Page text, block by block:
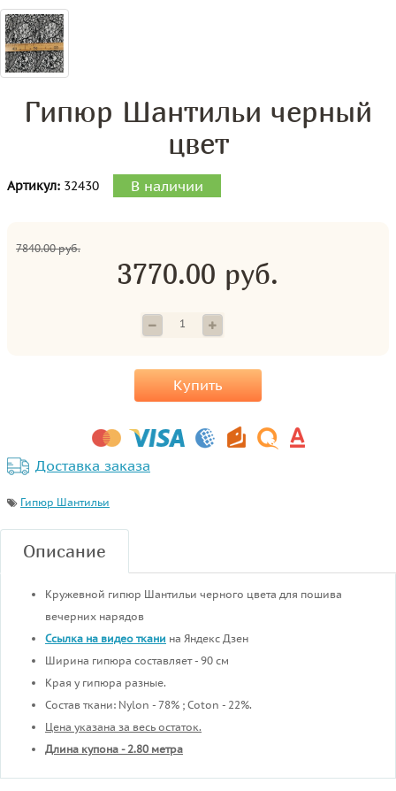
Гипюр Шантильи черный
цвет
Артикул: 32430 В наличии
7840.00 руб.
3770.00 руб.
Купить
Доставка заказа
Гипюр Шантильи
Описание
Кружевной гипюр Шантильи черного цвета для пошива
вечерних нарядов
Ссылка на видео ткани на Яндекс Дзен
Ширина гипюра составляет - 90 см
Края у гипюра разные.
Состав ткани: Nylon - 78% ; Coton - 22%.
Цена указана за весь остаток.
Длина купона - 2.80 метра